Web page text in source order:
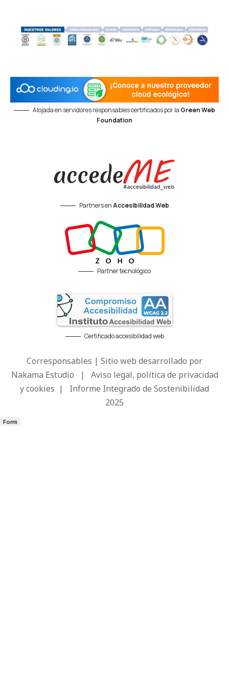
Alojada en servidores responsables certificados por la Green Web
Foundation
Partners enAccesibilidad Web
Partner tecnológico
Certificado accesibilidad web
Corresponsables | Sitio web desarrollado por
Nakama Estudio | Aviso legal, política de privacidad
y cookies | Informe Integrado de Sostenibilidad
2025
Form